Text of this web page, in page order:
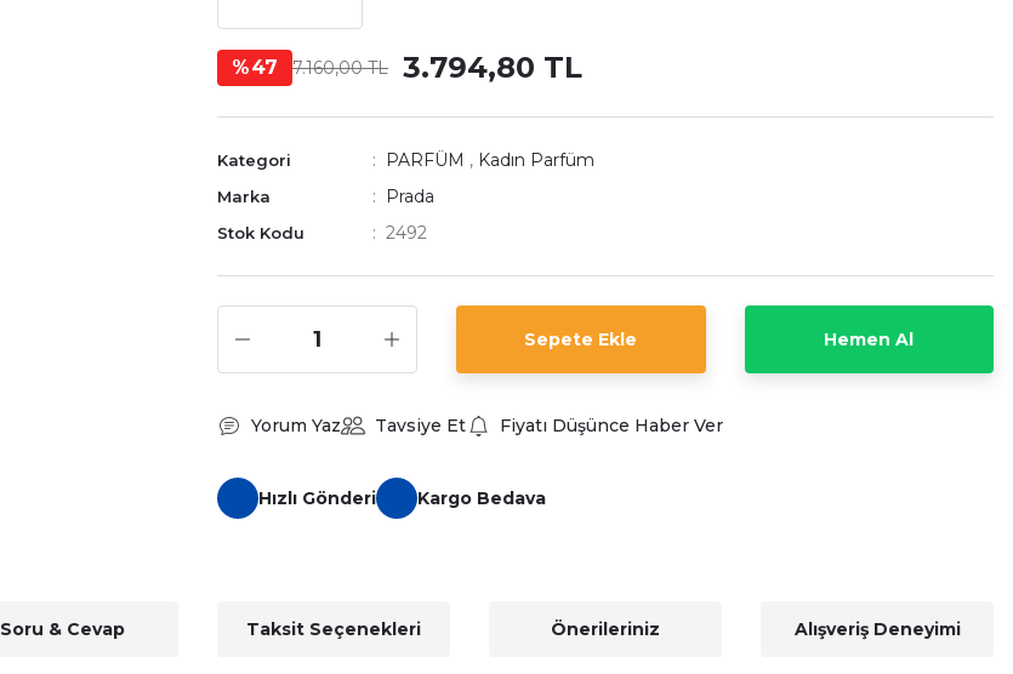
%47 7.160,00 TL 3.794,80 TL
Kategori PARFÜM , Kadın Parfüm
Marka Prada
Stok Kodu 2492
Sepete Ekle Hemen Al
Yorum Yaz Tavsiye Et Fiyatı Düşünce Haber Ver
Hızlı Gönderi Kargo Bedava
Soru & Cevap Taksit Seçenekleri Önerileriniz Alışveriş Deneyimi